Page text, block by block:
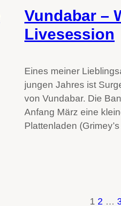
Vundabar –
Livesession
Eines meiner
jungen Jahres ist
von Vundabar. Die
Anfang März eine
Plattenladen
1 2 …